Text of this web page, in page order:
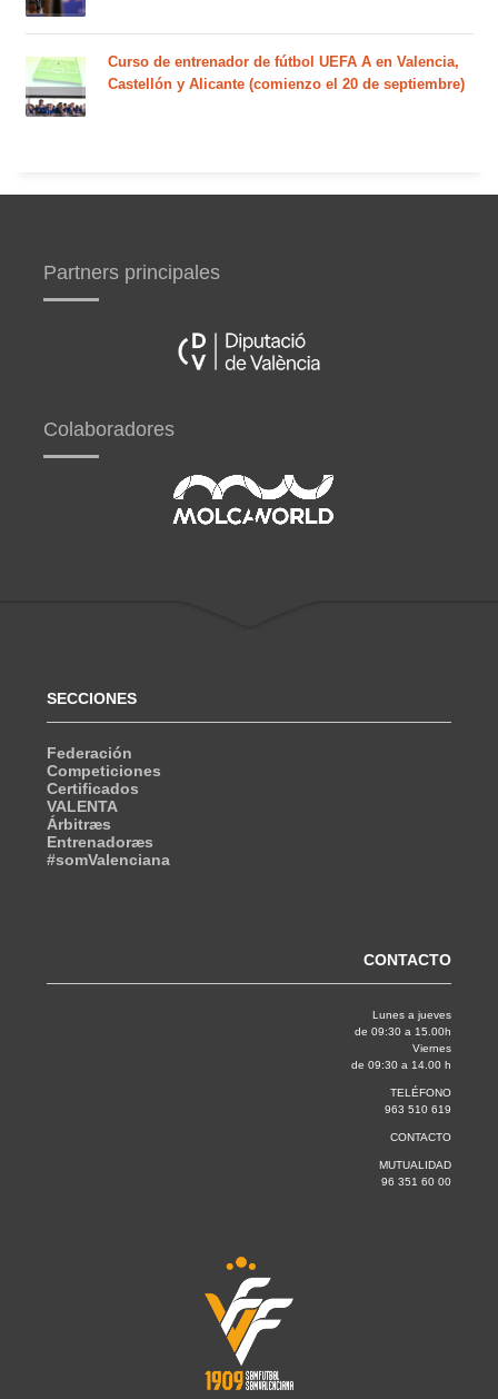
Curso de entrenador de fútbol UEFA A en Valencia,
Castellón y Alicante (comienzo el 20 de septiembre)
Partners principales
Colaboradores
SECCIONES
Federación
Competiciones
Certificados
VALENTA
Árbitræs
Entrenadoræs
#somValenciana
CONTACTO
Lunes a jueves
de 09:30 a 15.00h
Viernes
de 09:30 a 14.00 h
TELÉFONO
963 510 619
CONTACTO
MUTUALIDAD
96 351 60 00